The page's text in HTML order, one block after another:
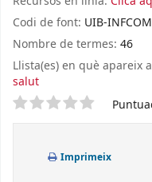
Codi de font: UIB-
Nombre de termes: 46
Llista(es) en què apareix
salut
Valoració
Imprimeix